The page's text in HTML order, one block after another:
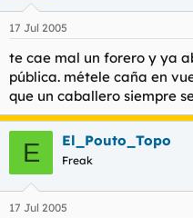
17 Jul 2005
te cae mal un forero y ya
pública. métele caña en
que un caballero siempre
E El_Pouto_Topo
Freak
17 Jul 2005